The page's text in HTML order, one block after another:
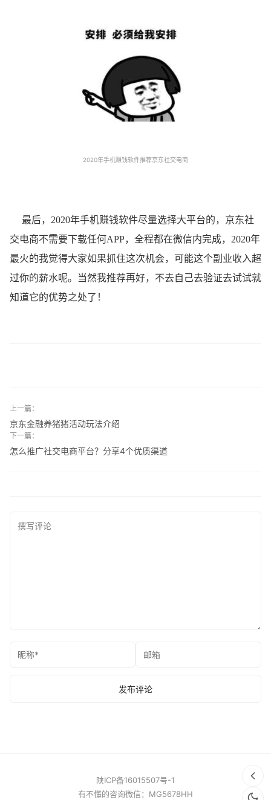
2020年手机赚钱软件推荐京东社交电商
最后，2020年手机赚钱软件尽量选择大平台的，京东社
交电商不需要下载任何APP，全程都在微信内完成，2020年
最火的我觉得大家如果抓住这次机会，可能这个副业收入超
过你的薪水呢。当然我推荐再好，不去自己去验证去试试就
知道它的优势之处了！
上一篇：
京东金融养猪猪活动玩法介绍
下一篇：
怎么推广社交电商平台？分享4个优质渠道
陕ICP备16015507号-1
有不懂的咨询微信：MG5678HH